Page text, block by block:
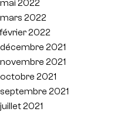
mai 2022
mars 2022
février 2022
décembre 2021
novembre 2021
octobre 2021
septembre 2021
juillet 2021